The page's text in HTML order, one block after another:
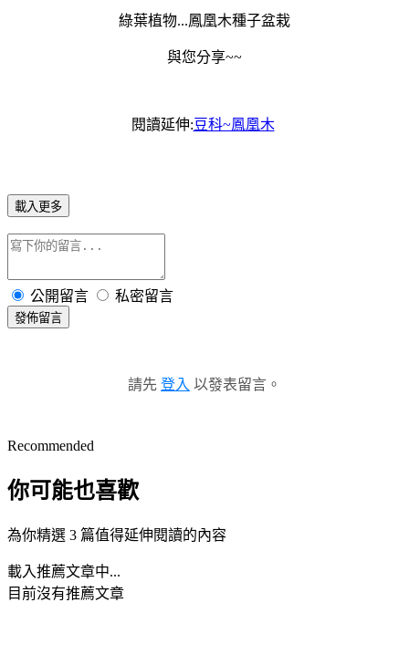
綠葉植物...鳳凰木種子盆栽
與您分享~~
閱讀延伸:豆科~鳳凰木
載入更多
公開留言 私密留言
發佈留言
請先 登入 以發表留言。
Recommended
你可能也喜歡
為你精選 3 篇值得延伸閱讀的內容
載入推薦文章中...
目前沒有推薦文章